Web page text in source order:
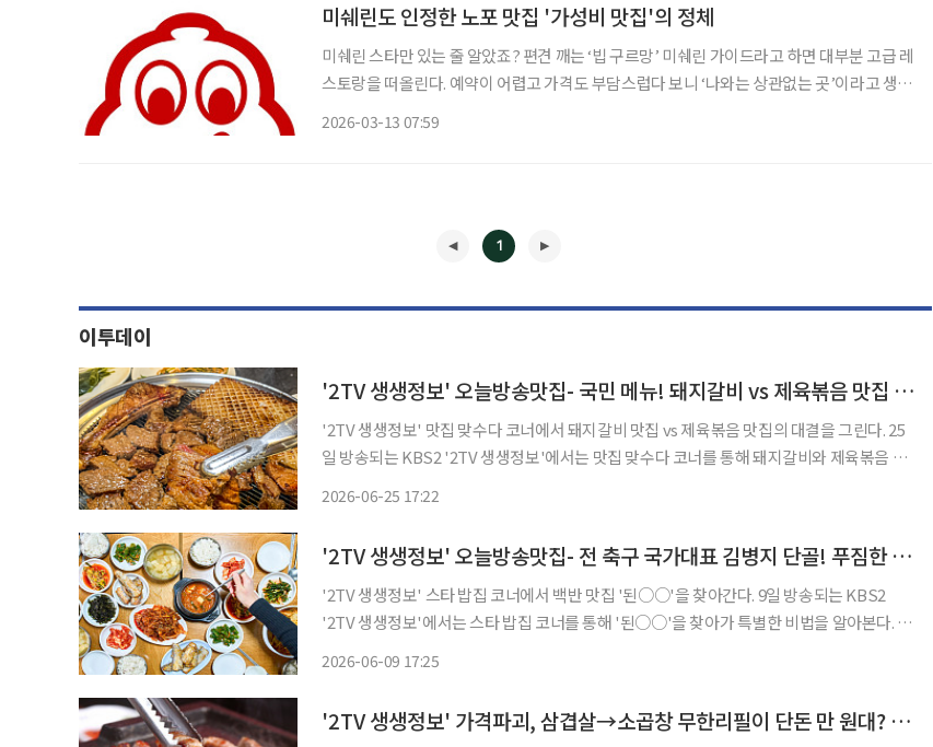
미쉐린도 인정한 노포 맛집 '가성비 맛집'의 정체
미쉐린 스타만 있는 줄 알았죠? 편견 깨는 ‘빕 구르망’ 미쉐린 가이드라고 하면 대부분 고급 레
스토랑을 떠올린다. 예약이 어렵고 가격도 부담스럽다 보니 ‘나와는 상관없는 곳’이라고 생각
2026-03-13 07:59
1
이투데이
'2TV 생생정보' 오늘방송맛집- 국민 메뉴! 돼지갈비 vs 제육볶음 맛집 승자는?
'2TV 생생정보' 맛집 맞수다 코너에서 돼지갈비 맛집 vs 제육볶음 맛집의 대결을 그린다. 25
일 방송되는 KBS2 '2TV 생생정보'에서는 맛집 맞수다 코너를 통해 돼지갈비와 제육볶음 맛
2026-06-25 17:22
'2TV 생생정보' 오늘방송맛집- 전 축구 국가대표 김병지 단골! 푸짐한 백반 맛집 '된○○'
'2TV 생생정보' 스타 밥집 코너에서 백반 맛집 '된○○'을 찾아간다. 9일 방송되는 KBS2
'2TV 생생정보'에서는 스타 밥집 코너를 통해 '된○○'을 찾아가 특별한 비법을 알아본다. 경
2026-06-09 17:25
'2TV 생생정보' 가격파괴, 삼겹살→소곱창 무한리필이 단돈 만 원대? '부○○○'